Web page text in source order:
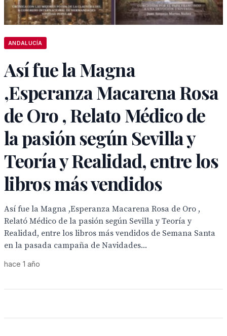
ANDALUCÍA
Así fue la Magna
,Esperanza Macarena Rosa
de Oro , Relato Médico de
la pasión según Sevilla y
Teoría y Realidad, entre los
libros más vendidos
Así fue la Magna ,Esperanza Macarena Rosa de Oro ,
Relató Médico de la pasión según Sevilla y Teoría y
Realidad, entre los libros más vendidos de Semana Santa
en la pasada campaña de Navidades...
hace 1 año